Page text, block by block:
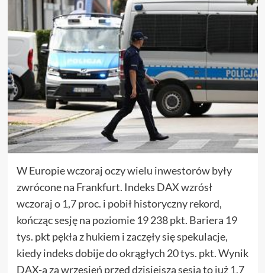
W Europie wczoraj oczy wielu inwestorów były
zwrócone na Frankfurt. Indeks DAX wzrósł
wczoraj o 1,7 proc. i pobił historyczny rekord,
kończąc sesję na poziomie 19 238 pkt. Bariera 19
tys. pkt pękła z hukiem i zaczęły się spekulacje,
kiedy indeks dobije do okrągłych 20 tys. pkt. Wynik
DAX-a za wrzesień przed dzisiejszą sesją to już 1,7